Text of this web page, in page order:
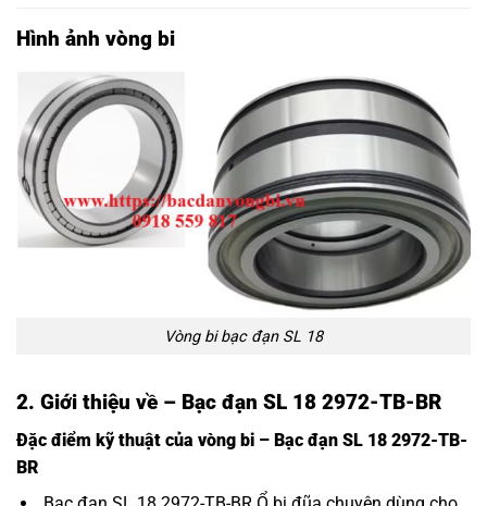
Hình ảnh vòng bi
Vòng bi bạc đạn SL 18
2. Giới thiệu về – Bạc đạn SL 18 2972-TB-BR
Đặc điểm kỹ thuật của vòng bi – Bạc đạn SL 18 2972-TB-
BR